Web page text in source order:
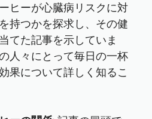
ヒーが心臓病リスクに対
持つかを探求し、その健
てた記事を示していま
人々にとって毎日の一杯
果について詳しく知るこ